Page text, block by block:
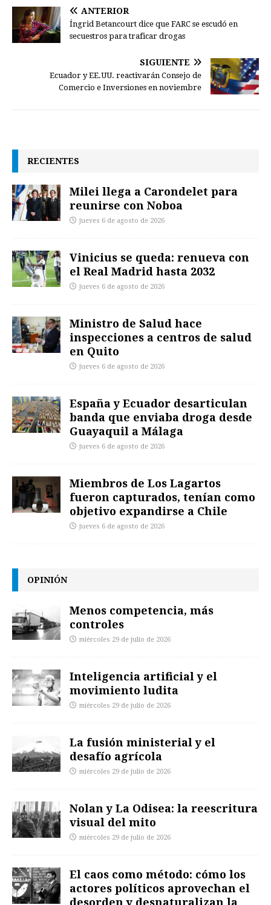
ANTERIOR
Íngrid Betancourt dice que FARC se escudó en
secuestros para traficar drogas
SIGUIENTE
Ecuador y EE.UU. reactivarán Consejo de
Comercio e Inversiones en noviembre
RECIENTES
Milei llega a Carondelet para
reunirse con Noboa
jueves 6 de agosto de 2026
Vinicius se queda: renueva con
el Real Madrid hasta 2032
jueves 6 de agosto de 2026
Ministro de Salud hace
inspecciones a centros de salud
en Quito
jueves 6 de agosto de 2026
España y Ecuador desarticulan
banda que enviaba droga desde
Guayaquil a Málaga
jueves 6 de agosto de 2026
Miembros de Los Lagartos
fueron capturados, tenían como
objetivo expandirse a Chile
jueves 6 de agosto de 2026
OPINIÓN
Menos competencia, más
controles
miércoles 29 de julio de 2026
Inteligencia artificial y el
movimiento ludita
miércoles 29 de julio de 2026
La fusión ministerial y el
desafío agrícola
miércoles 29 de julio de 2026
Nolan y La Odisea: la reescritura
visual del mito
miércoles 29 de julio de 2026
El caos como método: cómo los
actores políticos aprovechan el